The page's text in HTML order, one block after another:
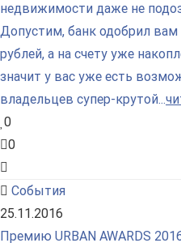
недвижимости даже не
Допустим, банк одобрил
рублей, а на счету уже
значит у вас уже есть
владельцев супер-крутой...
0
0
События
25.11.2016
Премию URBAN AWARDS